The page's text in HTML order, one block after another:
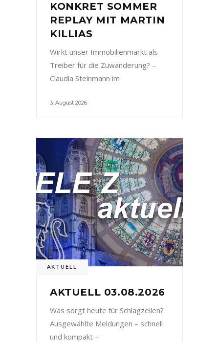
KONKRET SOMMER
REPLAY MIT MARTIN
KILLIAS
Wirkt unser Immobilienmarkt als
Treiber für die Zuwanderung? –
Claudia Steinmann im
3. August 2026
AKTUELL
AKTUELL 03.08.2026
Was sorgt heute für Schlagzeilen?
Ausgewählte Meldungen – schnell
und kompakt –